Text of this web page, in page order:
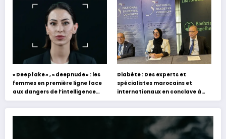
expériences »
« Deepfake » , « deepnude » : les
femmes en première ligne face
aux dangers de l’intelligence
artificielle
Diabète : Des experts et
spécialistes marocains et
internationaux en conclave à
Tanger